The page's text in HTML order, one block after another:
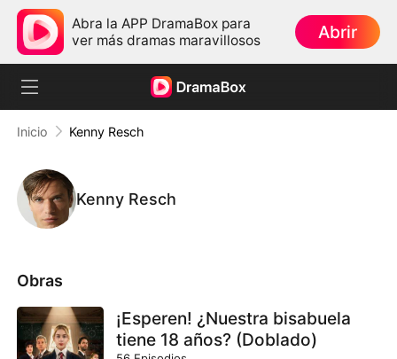
Abra la APP DramaBox para
ver más dramas maravillosos
Abrir
Inicio Kenny Resch
Kenny Resch
Obras
¡Esperen! ¿Nuestra bisabuela
tiene 18 años? (Doblado)